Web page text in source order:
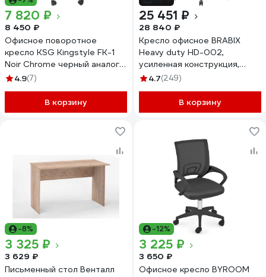
7 820 ₽
8 450 ₽
Офисное поворотное
кресло KSG Kingstyle FK-1
Noir Chrome черный аналог
Ultra, Fir, Монте KSG-
4.9(7)
В корзину
25 451 ₽
28 840 ₽
Кресло офисное BRABIX
Heavy duty HD-002,
усиленная конструкция,
нагрузка до 200 кг, ткань
4.7(249)
В корзину
-8%
3 325 ₽
3 629 ₽
Письменный стол Венталл
-12%
3 225 ₽
3 650 ₽
Офисное кресло BYROOM